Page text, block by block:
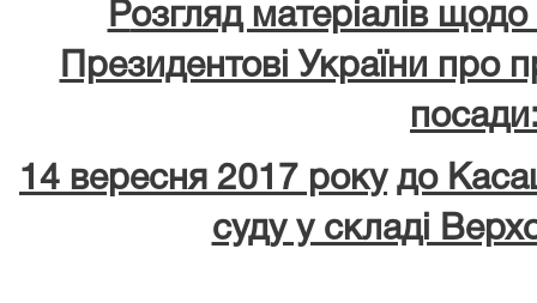
Розгляд матеріалів
Президентові України про
14 вересня 2017 року до
суду у складі